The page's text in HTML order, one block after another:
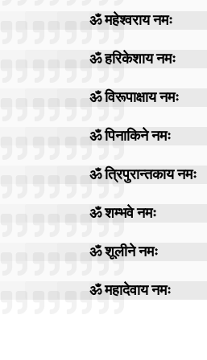
ॐ महेश्वराय नमः
ॐ हरिकेशाय नमः
ॐ विरूपाक्षाय नमः
ॐ पिनाकिने नमः
ॐ त्रिपुरान्तकाय नमः
ॐ शम्भवे नमः
ॐ शूलीने नमः
ॐ महादेवाय नमः